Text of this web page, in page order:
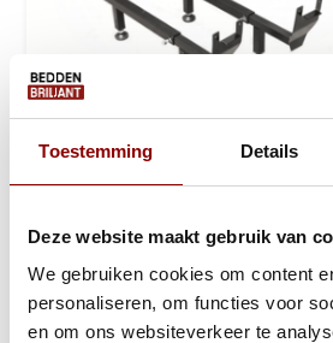
Toestemming Details
Deze website maakt gebruik van
We gebruiken cookies om content
personaliseren, om functies voor
en om ons websiteverkeer te
persoons
1 tot 2 werkdagen